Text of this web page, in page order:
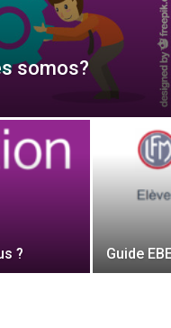
somos?
? Guide